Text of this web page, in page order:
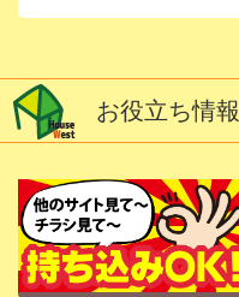
お役立ち情報